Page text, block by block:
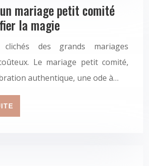
mariage petit comité
la magie
des grands mariages
Le mariage petit comité,
authentique, une ode à…